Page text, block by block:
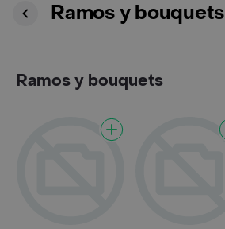
Ramos y bouquets
Ramos y bouquets